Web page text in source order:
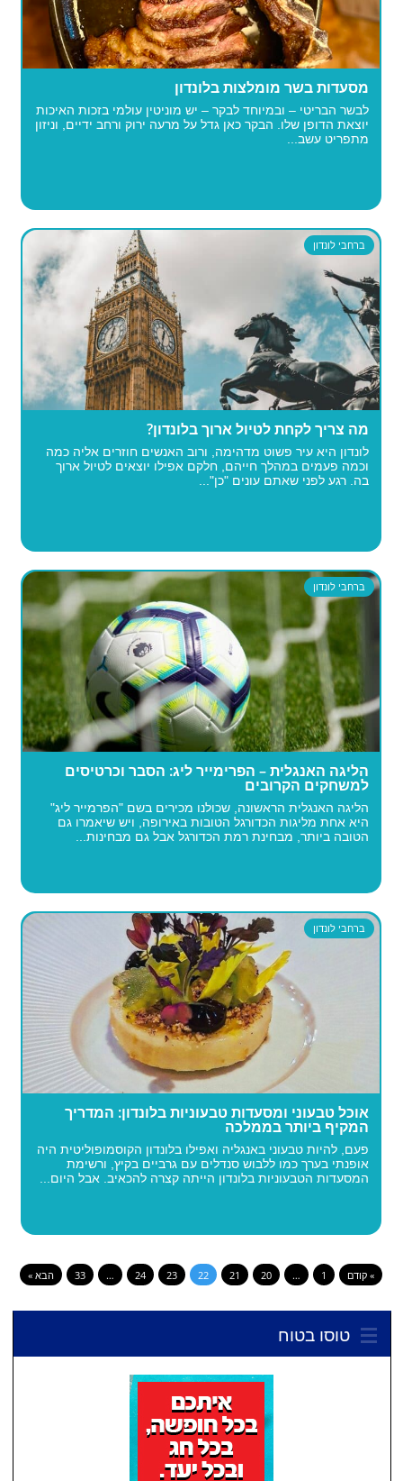
מסעדות בשר מומלצות בלונדון
לבשר הבריטי – ובמיוחד לבקר – יש מוניטין עולמי בזכות האיכות
יוצאת הדופן שלו. הבקר כאן גדל על מרעה ירוק ורחב ידיים, וניזון
מתפריט עשב...
ברחבי לונדון
מה צריך לקחת לטיול ארוך בלונדון?
לונדון היא עיר פשוט מדהימה, ורוב האנשים חוזרים אליה כמה
וכמה פעמים במהלך חייהם, חלקם אפילו יוצאים לטיול ארוך
בה. רגע לפני שאתם עונים "כן"...
ברחבי לונדון
הליגה האנגלית – הפרימייר ליג: הסבר וכרטיסים
למשחקים הקרובים
הליגה האנגלית הראשונה, שכולנו מכירים בשם "הפרמייר ליג"
היא אחת מליגות הכדורגל הטובות באירופה, ויש שיאמרו גם
הטובה ביותר, מבחינת רמת הכדורגל אבל גם מבחינות...
ברחבי לונדון
אוכל טבעוני ומסעדות טבעוניות בלונדון: המדריך
המקיף ביותר בממלכה
פעם, להיות טבעוני באנגליה ואפילו בלונדון הקוסמופוליטית היה
אופנתי בערך כמו ללבוש סנדלים עם גרביים בקיץ, ורשימת
המסעדות הטבעוניות בלונדון הייתה קצרה להכאיב. אבל היום...
» קודם 1
…
20
21
22
23
24
…
33 הבא »
טוסו בטוח